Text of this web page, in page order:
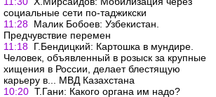
социальные сети по-таджикски
11:28 Малик Бобоев: Узбекистан.
Предчувствие перемен
11:18 Г.Бендицкий: Картошка в мундире.
Человек, объявленный в розыск за крупные
хищения в России, делает блестящую
карьеру в... МВД Казахстана
10:20 Т.Гани: Какого органа им надо?